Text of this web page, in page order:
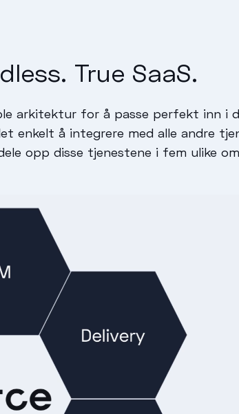
True SaaS.
arkitektur for å passe perfekt inn i
enkelt å integrere med alle andre
opp disse tjenestene i fem ulike